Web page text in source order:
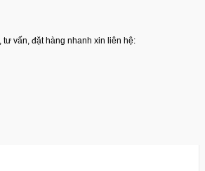
tư vấn, đặt hàng nhanh xin liên hệ: